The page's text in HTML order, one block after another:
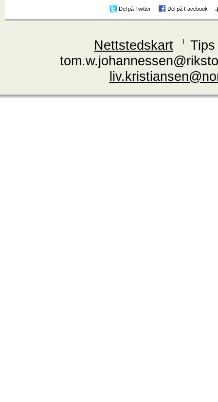
Del på Twitter Del på Facebook
Nettstedskart